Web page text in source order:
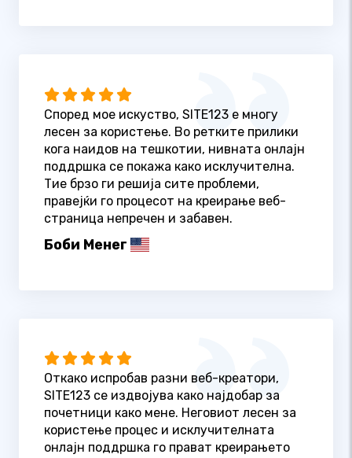
Според мое искуство, SITE123 е многу
лесен за користење. Во ретките прилики
кога наидов на тешкотии, нивната онлајн
поддршка се покажа како исклучителна.
Тие брзо ги решија сите проблеми,
правејќи го процесот на креирање веб-
страница непречен и забавен.
Боби Менег
Откако испробав разни веб-креатори,
SITE123 се издвојува како најдобар за
почетници како мене. Неговиот лесен за
користење процес и исклучителната
онлајн поддршка го прават креирањето